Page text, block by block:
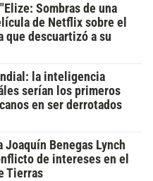
Sombras de una
de Netflix sobre el
que descuartizó a su
la inteligencia
serían los primeros
en ser derrotados
Joaquín Benegas Lynch
de intereses en el
Tierras